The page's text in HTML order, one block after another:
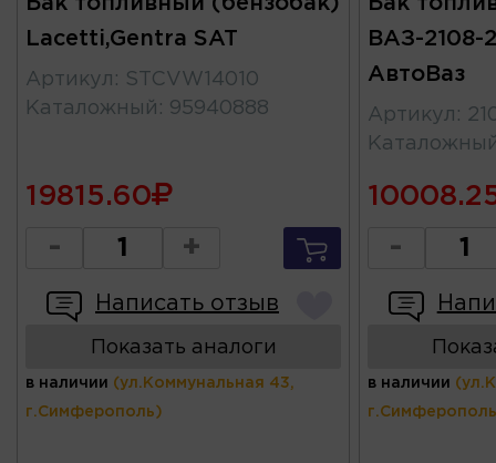
Lacetti,Gentra SAT
Артикул : STCVW14010
Каталожный : 95940888
19815.60
- +
Написать отзыв
Показать аналоги
в наличии (ул.Коммунальная 43,
г.Симферополь)
ВАЗ-2108-
АвтоВаз
Артикул :
-
в наличии